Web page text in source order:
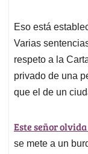
Eso está
Varias
respeto a la
privado de una
que el de un
Este señor
se mete a un